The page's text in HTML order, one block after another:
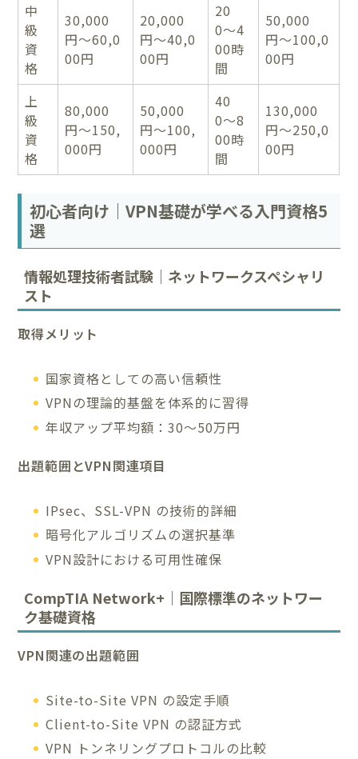
中
級
資
格
30,000
円〜60,0
00円
20,000
円〜40,0
00円
20
0〜4
00時
間
50,000
円〜100,0
00円
上
級
資
格
80,000
円〜150,
000円
50,000
円〜100,
000円
40
0〜8
00時
間
130,000
円〜250,0
00円
初心者向け｜VPN基礎が学べる入門資格5
選
情報処理技術者試験｜ネットワークスペシャリ
スト
取得メリット
国家資格としての高い信頼性
VPNの理論的基盤を体系的に習得
年収アップ平均額：30〜50万円
出題範囲とVPN関連項目
IPsec、SSL-VPN の技術的詳細
暗号化アルゴリズムの選択基準
VPN設計における可用性確保
CompTIA Network+｜国際標準のネットワー
ク基礎資格
VPN関連の出題範囲
Site-to-Site VPN の設定手順
Client-to-Site VPN の認証方式
VPN トンネリングプロトコルの比較